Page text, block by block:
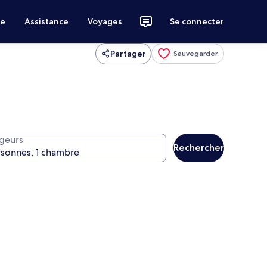
Assistance Voyages Se connecter
Partager Sauvegarder
Rechercher